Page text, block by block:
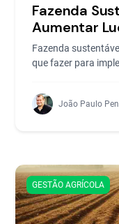
Fazenda
Aumentar
Fazenda
que fazer para
João Paulo
GESTÃO AGRÍCOLA